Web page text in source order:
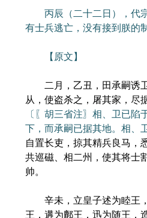
丙辰（二十二日），代宗
有士兵逃亡，没有接到朕的
【原文】
二月，乙丑，田承嗣诱
从，使盗杀之，屠其家，尽
〔〖胡三省注〗相、卫已陷
下，而承嗣已据其地。相、
自置长吏，掠其精兵良马，
共巡磁、相二州，使其将士
帅。
辛未，立皇子述为睦王，
王，遘为鄜王，迅为随王，